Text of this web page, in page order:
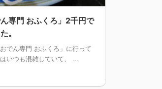
専門 おふくろ」2千円で
。
でん専門 おふくろ」に行って
いつも混雑していて、 ...